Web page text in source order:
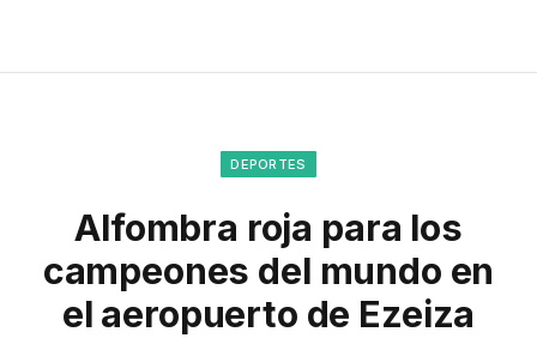
DEPORTES
Alfombra roja para los
campeones del mundo en
el aeropuerto de Ezeiza